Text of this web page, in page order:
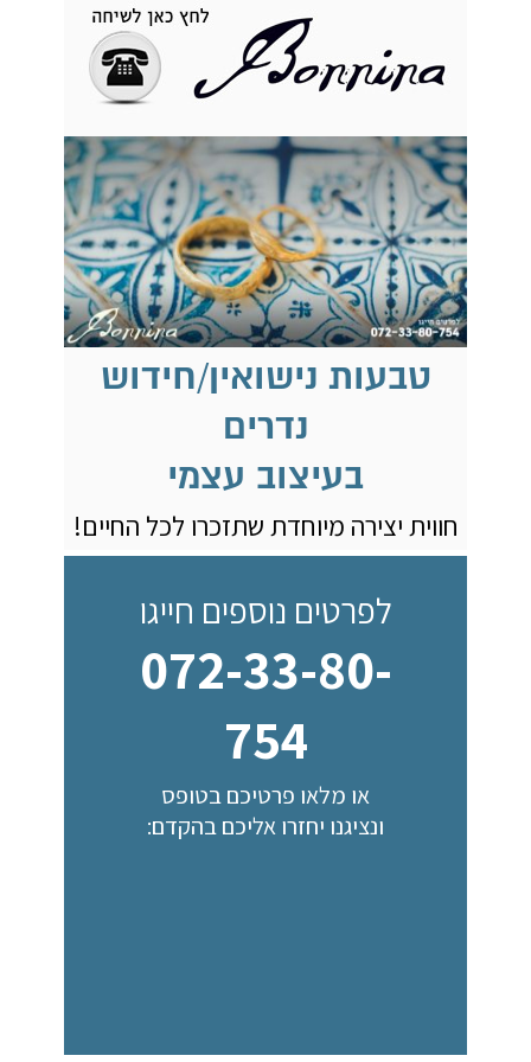
לפרטים נוספים חייגו
072-33-80-
754
או מלאו פרטיכם בטופס
ונציגנו יחזרו אליכם בהקדם:
טבעות נישואין/חידוש
נדרים
בעיצוב עצמי
חווית יצירה מיוחדת שתזכרו לכל החיים!